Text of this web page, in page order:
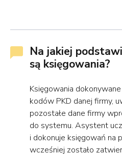
Na jakiej
są księgowania?
Księgowania
kodów PKD danej firmy,
pozostałe dane firmy
do systemu. Asystent
i dokonuje księgowań na
wcześniej zostało